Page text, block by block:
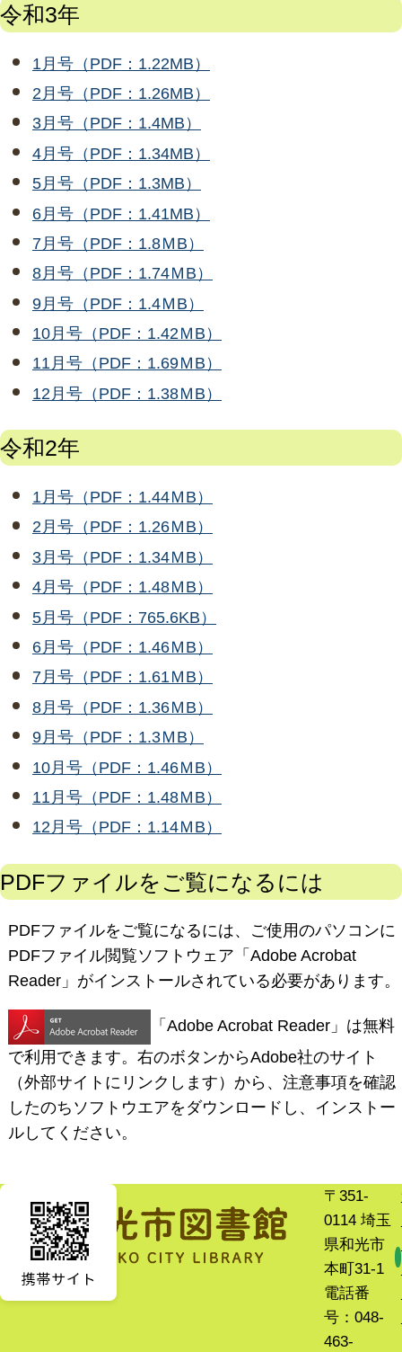
令和3年
1月号（PDF：1.22MB）
2月号（PDF：1.26MB）
3月号（PDF：1.4MB）
4月号（PDF：1.34MB）
5月号（PDF：1.3MB）
6月号（PDF：1.41MB）
7月号（PDF：1.8ＭB）
8月号（PDF：1.74ＭB）
9月号（PDF：1.4ＭB）
10月号（PDF：1.42ＭB）
11月号（PDF：1.69ＭB）
12月号（PDF：1.38ＭB）
令和2年
1月号（PDF：1.44ＭB）
2月号（PDF：1.26ＭB）
3月号（PDF：1.34ＭB）
4月号（PDF：1.48ＭB）
5月号（PDF：765.6KB）
6月号（PDF：1.46ＭB）
7月号（PDF：1.61ＭB）
8月号（PDF：1.36ＭB）
9月号（PDF：1.3ＭB）
10月号（PDF：1.46ＭB）
11月号（PDF：1.48ＭB）
12月号（PDF：1.14ＭB）
PDFファイルをご覧になるには
PDFファイルをご覧になるには、ご使用のパソコンに
PDFファイル閲覧ソフトウェア「Adobe Acrobat
Reader」がインストールされている必要があります。
「Adobe Acrobat Reader」は無料
で利用できます。右のボタンからAdobe社のサイト
（外部サイトにリンクします）から、注意事項を確認
したのちソフトウエアをダウンロードし、インストー
ルしてください。
〒351-
0114 埼玉
県和光市
本町31-1
電話番
号：048-
463-